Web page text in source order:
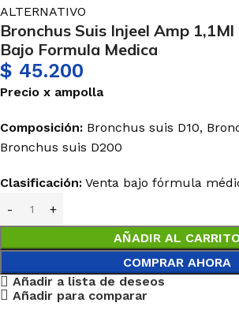
ALTERNATIVO
Bronchus Suis Injeel Amp
Bajo Formula Medica
$ 45.200
Precio x ampolla
Composición: Bronchus suis D10,
Bronchus suis D200
Clasificación: Venta bajo fórmula
AÑADIR AL
COMPRAR AHORA
Añadir a lista de deseos
Añadir para comparar